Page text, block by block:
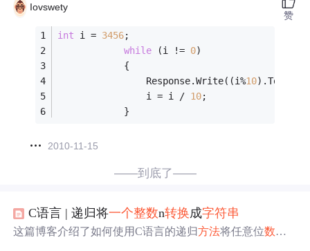
Iovswety
int i = 3456;
while (i != 0)
            {
                Response.Write((i%
10
                i = i /
10;
            }
2010-11-15
赞
——到底了——
C语言 | 递归将一个整数n转换成字符串
这篇博客介绍了如何使用C语言的递归方法将任意位数的